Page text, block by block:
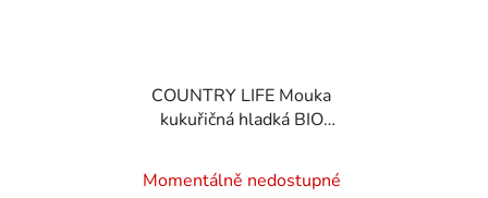
COUNTRY LIFE Mouka
kukuřičná hladká BIO
hodnocení
Momentálně nedostupné